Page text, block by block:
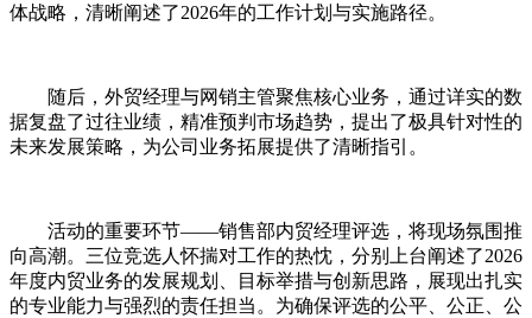
体战略，清晰阐述了2026年的工作计划与实施路径。
随后，外贸经理与网销主管聚焦核心业务，通过详实的数
据复盘了过往业绩，精准预判市场趋势，提出了极具针对性的
未来发展策略，为公司业务拓展提供了清晰指引。
活动的重要环节——销售部内贸经理评选，将现场氛围推
向高潮。三位竞选人怀揣对工作的热忱，分别上台阐述了2026
年度内贸业务的发展规划、目标举措与创新思路，展现出扎实
的专业能力与强烈的责任担当。为确保评选的公平、公正、公